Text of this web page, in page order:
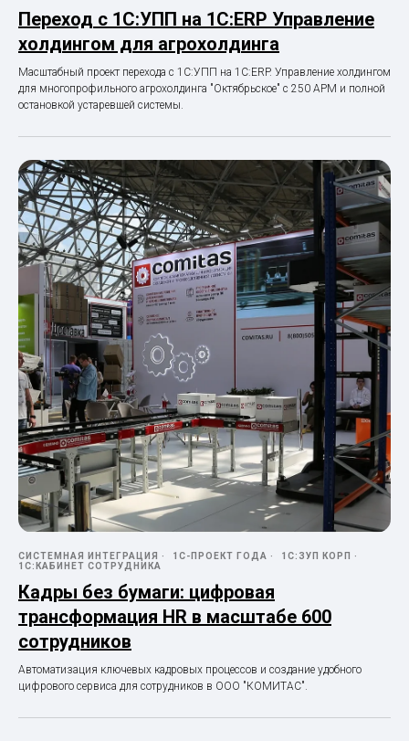
Переход с 1С:УПП на 1С:ERP Управление
холдингом для агрохолдинга
Масштабный проект перехода с 1С:УПП на 1С:ERP. Управление холдингом
для многопрофильного агрохолдинга "Октябрьское" с 250 АРМ и полной
остановкой устаревшей системы.
СИСТЕМНАЯ ИНТЕГРАЦИЯ 1С-ПРОЕКТ ГОДА
1С:ЗУП КОРП
1С:КАБИНЕТ СОТРУДНИКА
Кадры без бумаги: цифровая
трансформация HR в масштабе 600
сотрудников
Автоматизация ключевых кадровых процессов и создание удобного
цифрового сервиса для сотрудников в ООО "КОМИТАС".